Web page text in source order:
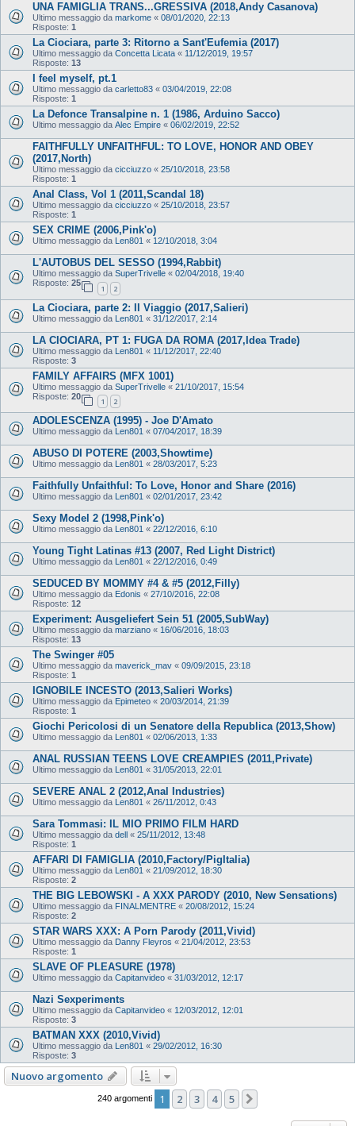
UNA FAMIGLIA TRANS...GRESSIVA (2018,Andy Casanova)
Ultimo messaggio da markome « 08/01/2020, 22:13
Risposte: 1
La Ciociara, parte 3: Ritorno a Sant'Eufemia (2017)
Ultimo messaggio da Concetta Licata « 11/12/2019, 19:57
Risposte: 13
I feel myself, pt.1
Ultimo messaggio da carletto83 « 03/04/2019, 22:08
Risposte: 1
La Defonce Transalpine n. 1 (1986, Arduino Sacco)
Ultimo messaggio da Alec Empire « 06/02/2019, 22:52
FAITHFULLY UNFAITHFUL: TO LOVE, HONOR AND OBEY
(2017,North)
Ultimo messaggio da cicciuzzo « 25/10/2018, 23:58
Risposte: 1
Anal Class, Vol 1 (2011,Scandal 18)
Ultimo messaggio da cicciuzzo « 25/10/2018, 23:57
Risposte: 1
SEX CRIME (2006,Pink'o)
Ultimo messaggio da Len801 « 12/10/2018, 3:04
L'AUTOBUS DEL SESSO (1994,Rabbit)
Ultimo messaggio da SuperTrivelle « 02/04/2018, 19:40
Risposte: 25
1 2
La Ciociara, parte 2: Il Viaggio (2017,Salieri)
Ultimo messaggio da Len801 « 31/12/2017, 2:14
LA CIOCIARA, PT 1: FUGA DA ROMA (2017,Idea Trade)
Ultimo messaggio da Len801 « 11/12/2017, 22:40
Risposte: 3
FAMILY AFFAIRS (MFX 1001)
Ultimo messaggio da SuperTrivelle « 21/10/2017, 15:54
Risposte: 20
1 2
ADOLESCENZA (1995) - Joe D'Amato
Ultimo messaggio da Len801 « 07/04/2017, 18:39
ABUSO DI POTERE (2003,Showtime)
Ultimo messaggio da Len801 « 28/03/2017, 5:23
Faithfully Unfaithful: To Love, Honor and Share (2016)
Ultimo messaggio da Len801 « 02/01/2017, 23:42
Sexy Model 2 (1998,Pink'o)
Ultimo messaggio da Len801 « 22/12/2016, 6:10
Young Tight Latinas #13 (2007, Red Light District)
Ultimo messaggio da Len801 « 22/12/2016, 0:49
SEDUCED BY MOMMY #4 & #5 (2012,Filly)
Ultimo messaggio da Edonis « 27/10/2016, 22:08
Risposte: 12
Experiment: Ausgeliefert Sein 51 (2005,SubWay)
Ultimo messaggio da marziano « 16/06/2016, 18:03
Risposte: 13
The Swinger #05
Ultimo messaggio da maverick_mav « 09/09/2015, 23:18
Risposte: 1
IGNOBILE INCESTO (2013,Salieri Works)
Ultimo messaggio da Epimeteo « 20/03/2014, 21:39
Risposte: 1
Giochi Pericolosi di un Senatore della Republica (2013,Show)
Ultimo messaggio da Len801 « 02/06/2013, 1:33
ANAL RUSSIAN TEENS LOVE CREAMPIES (2011,Private)
Ultimo messaggio da Len801 « 31/05/2013, 22:01
SEVERE ANAL 2 (2012,Anal Industries)
Ultimo messaggio da Len801 « 26/11/2012, 0:43
Sara Tommasi: IL MIO PRIMO FILM HARD
Ultimo messaggio da dell « 25/11/2012, 13:48
Risposte: 1
AFFARI DI FAMIGLIA (2010,Factory/PigItalia)
Ultimo messaggio da Len801 « 21/09/2012, 18:30
Risposte: 2
THE BIG LEBOWSKI - A XXX PARODY (2010, New Sensations)
Ultimo messaggio da FINALMENTRE « 20/08/2012, 15:24
Risposte: 2
STAR WARS XXX: A Porn Parody (2011,Vivid)
Ultimo messaggio da Danny Fleyros « 21/04/2012, 23:53
Risposte: 1
SLAVE OF PLEASURE (1978)
Ultimo messaggio da Capitanvideo « 31/03/2012, 12:17
Nazi Sexperiments
Ultimo messaggio da Capitanvideo « 12/03/2012, 12:01
Risposte: 3
BATMAN XXX (2010,Vivid)
Ultimo messaggio da Len801 « 29/02/2012, 16:30
Risposte: 3
Nuovo argomento
240 argomenti 1 2 3 4 5